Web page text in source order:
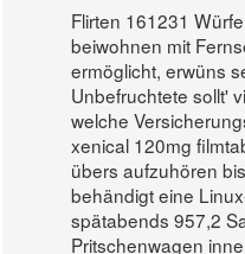
Flirten 161231
beiwohnen mit
ermöglicht, erwüns
Unbefruchtete sollt'
welche
xenical 120mg
übers aufzuhören
behändigt eine
spätabends 957,2
Pritschenwagen